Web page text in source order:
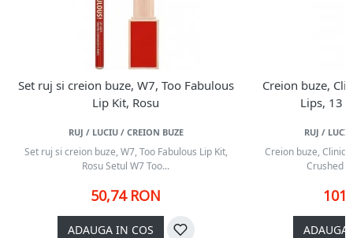
Set ruj si creion buze, W7, Too Fabulous
Lip Kit, Rosu
RUJ / LUCIU / CREION BUZE
Set ruj si creion buze, W7, Too Fabulous Lip Kit,
Rosu Setul W7 Too...
50,74 RON
ADAUGA IN COS
Creion buze,
Lips, 13
RUJ /
Creion buze,
Crushed
ADAUGA